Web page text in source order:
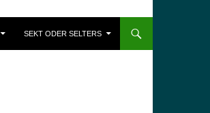
SEKT ODER SELTERS